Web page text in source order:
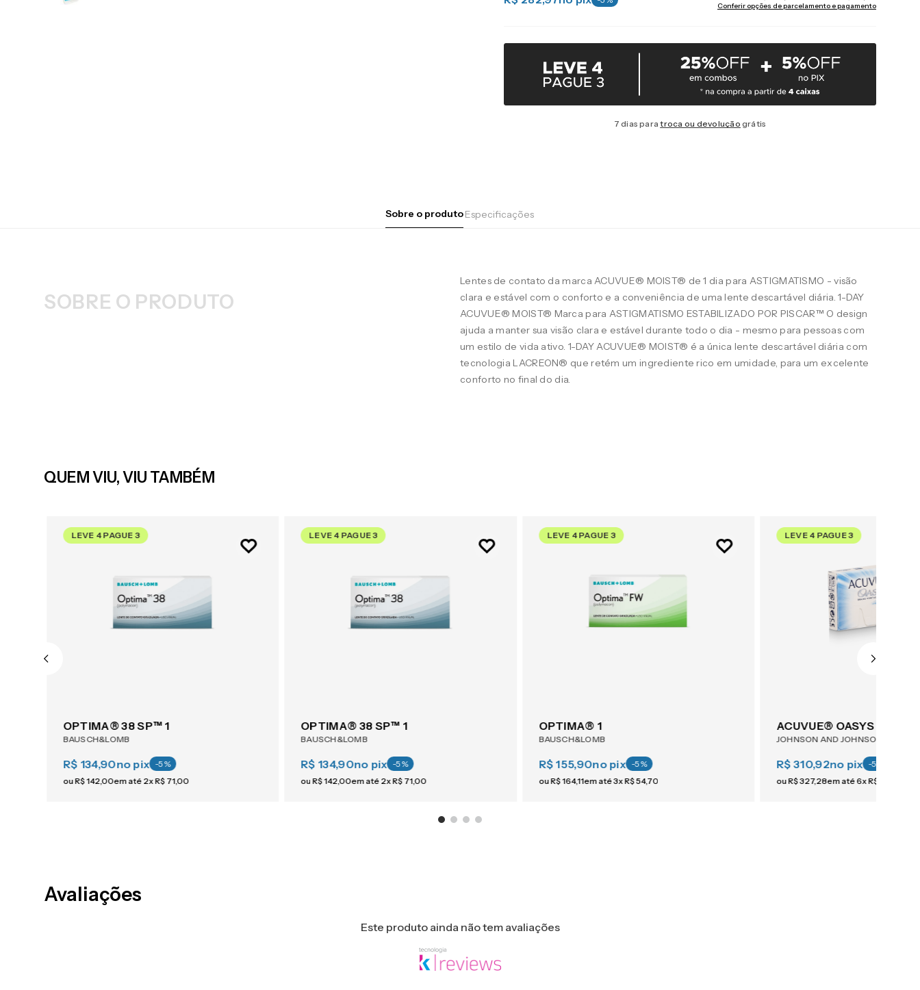
Conferir opções de parcelamento e pagamento
7 dias paratroca ou devolução grátis
Sobre o produtoEspecificações
SOBRE O PRODUTO
Lentes de contato da marca ACUVUE® MOIST® de 1 dia para ASTIGMATISMO - visão
clara e estável com o conforto e a conveniência de uma lente descartável diária. 1-DAY
ACUVUE® MOIST® Marca para ASTIGMATISMO ESTABILIZADO POR PISCAR™ O design
ajuda a manter sua visão clara e estável durante todo o dia - mesmo para pessoas com
um estilo de vida ativo. 1-DAY ACUVUE® MOIST® é a única lente descartável diária com
tecnologia LACREON® que retém um ingrediente rico em umidade, para um excelente
conforto no final do dia.
QUEM VIU, VIU TAMBÉM
LEVE 4 PAGUE 3
OPTIMA® 38 SP™ 1
BAUSCH&LOMB
R$ 134,90no pix -5%
ouR$142,00em até 2xR$ 71,00
LEVE 4 PAGUE 3
OPTIMA® 38 SP™ 1
BAUSCH&LOMB
R$ 134,90no pix -5%
ouR$142,00em até 2xR$ 71,00
LEVE 4 PAGUE 3
OPTIMA® 1
BAUSCH&LOMB
R$ 155,90no pix -5%
ouR$164,11em até3xR$54,70
LEVE 4 PAGUE 3
ACUVUE® OASYS
JOHNSON AND JOHNSON
R$ 310,92no pix -5
ouR$327,28em até6xR$
Avaliações
Este produto ainda não tem avaliações